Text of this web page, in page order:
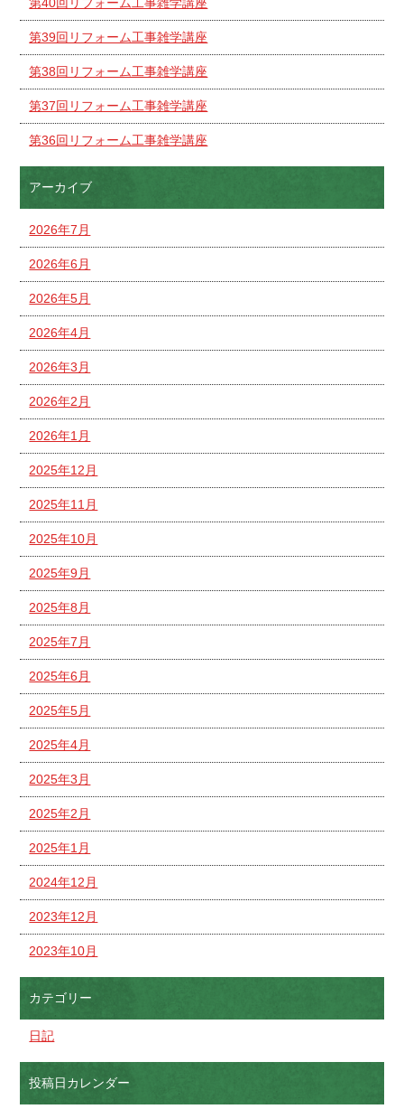
第39回リフォーム工事雑学講座
第38回リフォーム工事雑学講座
第37回リフォーム工事雑学講座
第36回リフォーム工事雑学講座
アーカイブ
2026年7月
2026年6月
2026年5月
2026年4月
2026年3月
2026年2月
2026年1月
2025年12月
2025年11月
2025年10月
2025年9月
2025年8月
2025年7月
2025年6月
2025年5月
2025年4月
2025年3月
2025年2月
2025年1月
2024年12月
2023年12月
2023年10月
カテゴリー
日記
投稿日カレンダー